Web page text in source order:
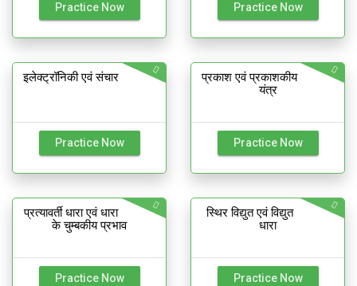
Practice Now Practice Now
इलेक्ट्रॉनिकी एवं संचार
Practice Now
प्रकाश एवं प्रकाशकीय
यंत्र
Practice Now
प्रत्यावर्ती धारा एवं धारा
के चुम्बकीय प्रभाव
Practice Now
स्थिर विद्युत एवं विद्युत
धारा
Practice Now